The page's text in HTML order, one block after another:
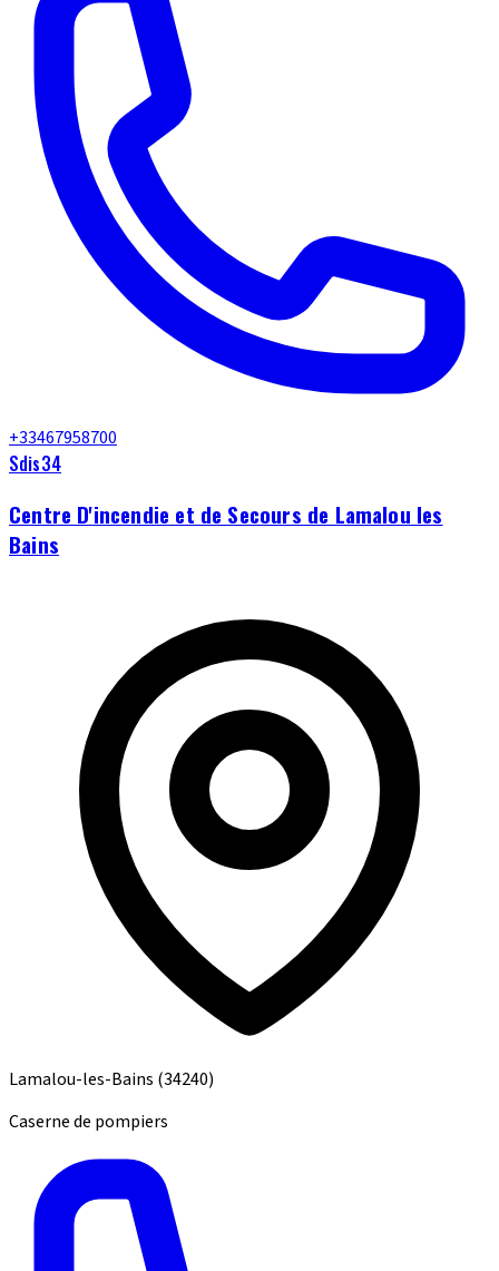
+33467958700
Sdis34
Centre D'incendie et de Secours de Lamalou les
Bains
Lamalou-les-Bains (34240)
Caserne de pompiers